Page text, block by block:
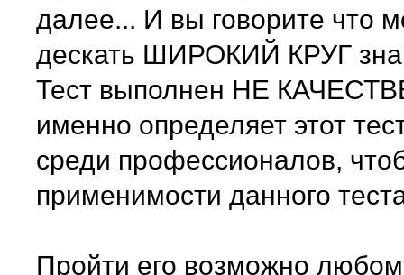
далее... И вы говорите что
дескать ШИРОКИЙ КРУГ
Тест выполнен НЕ
именно определяет этот
среди профессионалов,
применимости данного
Пройти его возможно